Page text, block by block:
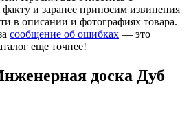
и заранее приносим извинения
в описании и фотографиях товара.
сообщение об ошибках — это
еще точнее!
доска Дуб